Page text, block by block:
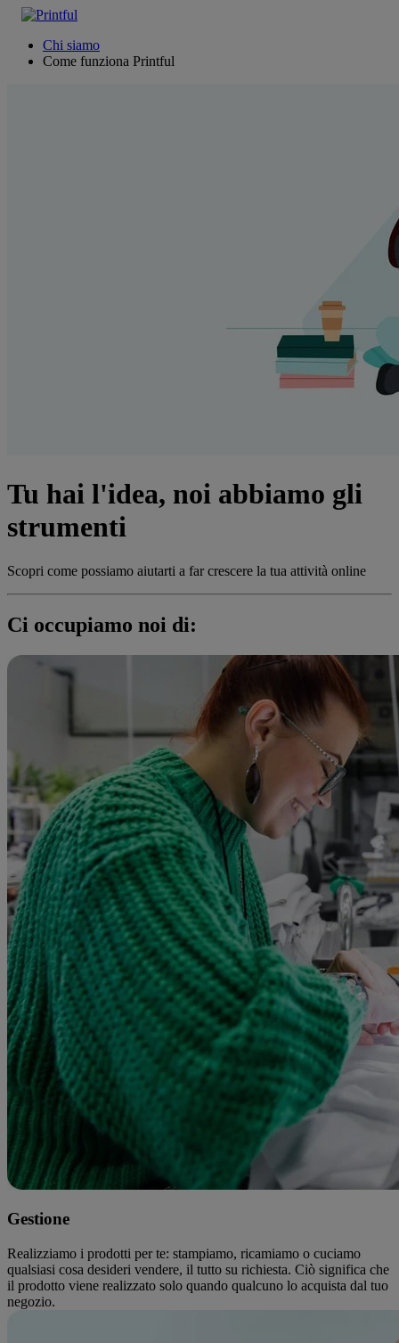
Chi siamo
Come funziona Printful
Tu hai l'idea, noi abbiamo gli
strumenti
Scopri come possiamo aiutarti a far crescere la tua attività online
Ci occupiamo noi di:
Gestione
Realizziamo i prodotti per te: stampiamo, ricamiamo o cuciamo
qualsiasi cosa desideri vendere, il tutto su richiesta. Ciò significa che
il prodotto viene realizzato solo quando qualcuno lo acquista dal tuo
negozio.